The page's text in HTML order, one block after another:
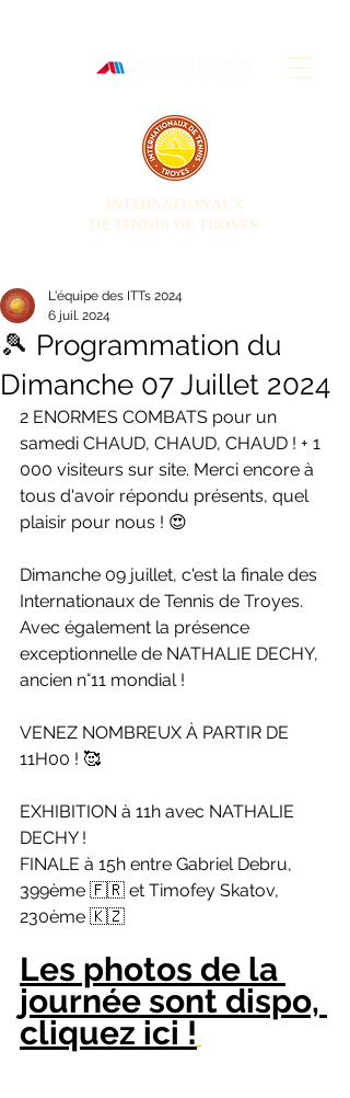
INTERNATIONAUX
DE TENNIS DE TROYES
🎾 Programmation du
Dimanche 07 Juillet 2024
L'équipe des ITTs 2024
6 juil. 2024
2 ENORMES COMBATS pour un
samedi CHAUD, CHAUD, CHAUD ! + 1
000 visiteurs sur site. Merci encore à
tous d'avoir répondu présents, quel
plaisir pour nous ! 😍
Dimanche 09 juillet, c'est la finale des
Internationaux de Tennis de Troyes.
Avec également la présence
exceptionnelle de NATHALIE DECHY,
ancien n°11 mondial !
VENEZ NOMBREUX À PARTIR DE
11H00 ! 🥰
EXHIBITION à 11h avec NATHALIE
DECHY !
FINALE à 15h entre Gabriel Debru,
399ème 🇫🇷 et Timofey Skatov,
230ème 🇰🇿
Les photos de la
journée sont dispo,
cliquez ici !